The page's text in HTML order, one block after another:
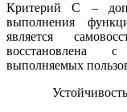
Критерий С –
выполнения
является
восстановлена
выполняемых